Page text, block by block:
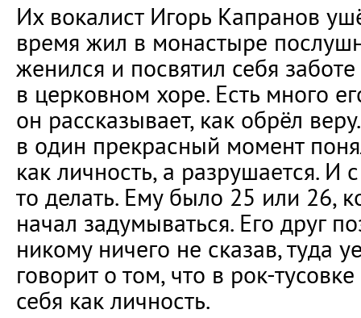
Их вокалист Игорь Капранов
время жил в монастыре
женился и посвятил себя
в церковном хоре. Есть много
он рассказывает, как обрёл
в один прекрасный момент
как личность, а разрушается. И
то делать. Ему было 25 или 26,
начал задумываться. Его друг
никому ничего не сказав, туда
говорит о том, что в рок-
себя как личность.